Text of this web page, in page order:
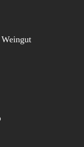
Weingut